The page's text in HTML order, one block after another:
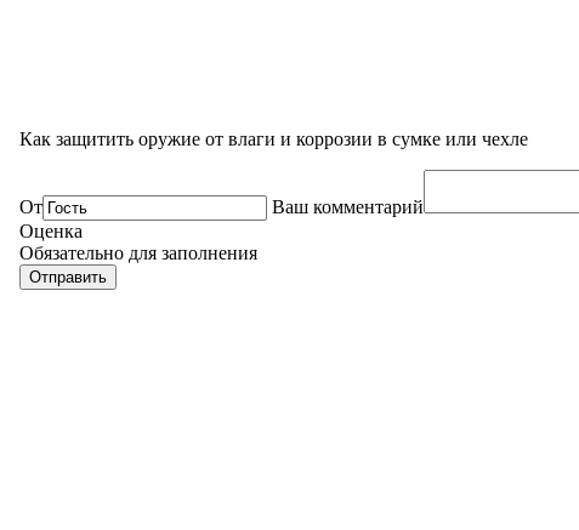
Как защитить оружие от влаги и коррозии в сумке или чехле
От
Ваш комментарий
Оценка
Обязательно для заполнения
Отправить